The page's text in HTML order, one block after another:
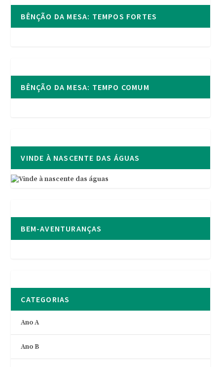
BÊNÇÃO DA MESA: TEMPOS FORTES
BÊNÇÃO DA MESA: TEMPO COMUM
VINDE À NASCENTE DAS ÁGUAS
BEM-AVENTURANÇAS
CATEGORIAS
Ano A
Ano B